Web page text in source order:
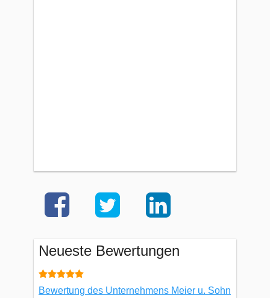
Neueste Bewertungen
Bewertung des Unternehmens Meier u. Sohn